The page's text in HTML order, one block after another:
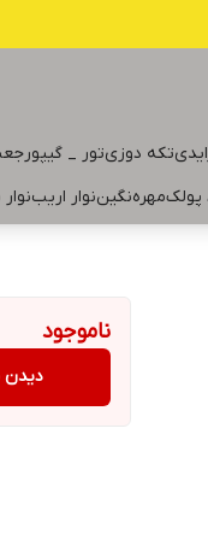
تکه دوزیتور _ گیپور
پولکمهرهنگیننوار اریب
ناموجود
دیدن